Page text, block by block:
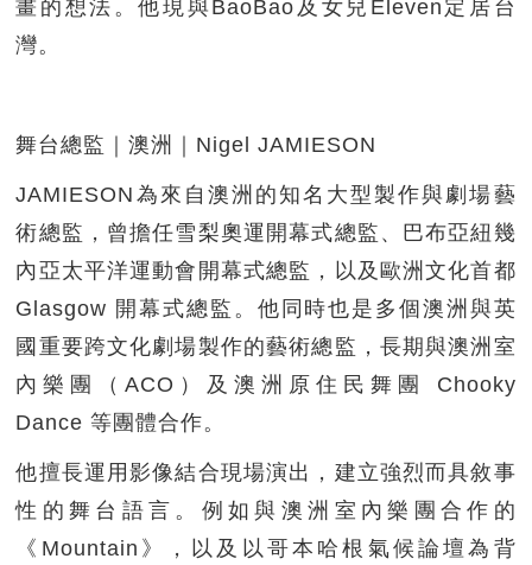
畫的想法。他現與BaoBao及女兒Eleven定居台
灣。
舞台總監｜澳洲｜Nigel JAMIESON
JAMIESON為來自澳洲的知名大型製作與劇場藝
術總監，曾擔任雪梨奧運開幕式總監、巴布亞紐幾
內亞太平洋運動會開幕式總監，以及歐洲文化首都
Glasgow 開幕式總監。他同時也是多個澳洲與英
國重要跨文化劇場製作的藝術總監，長期與澳洲室
內樂團（ACO）及澳洲原住民舞團 Chooky
Dance 等團體合作。
他擅長運用影像結合現場演出，建立強烈而具敘事
性的舞台語言。例如與澳洲室內樂團合作的
《Mountain》，以及以哥本哈根氣候論壇為背